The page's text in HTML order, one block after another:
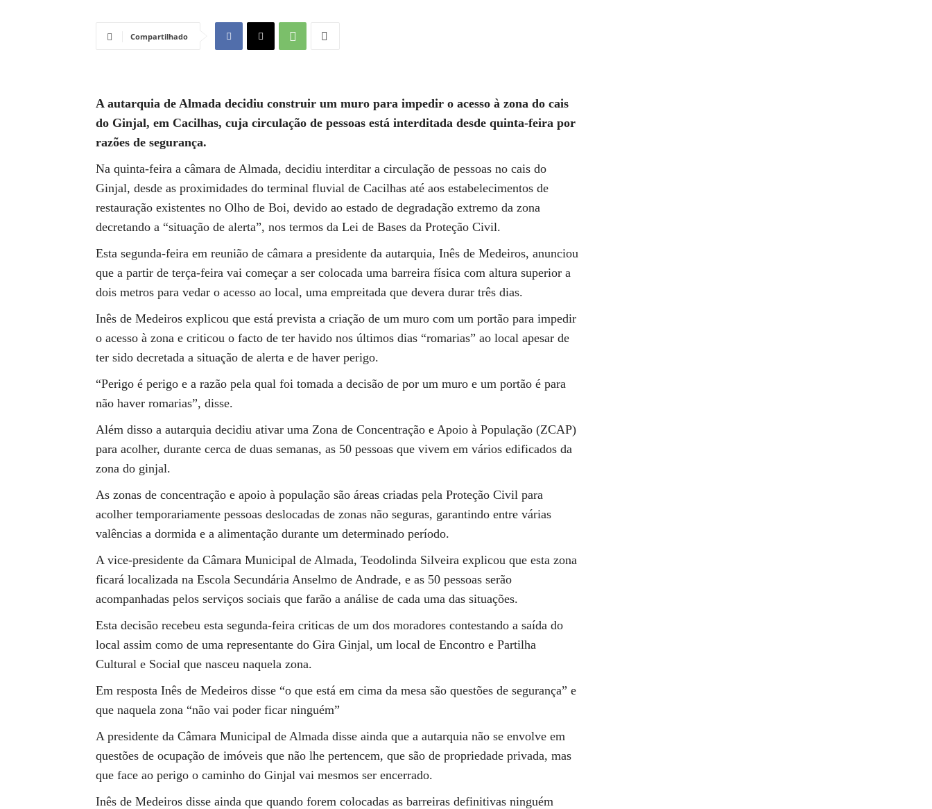
Compartilhado
A autarquia de Almada decidiu construir um muro para impedir o acesso à zona do cais
do Ginjal, em Cacilhas, cuja circulação de pessoas está interditada desde quinta-feira por
razões de segurança.
Na quinta-feira a câmara de Almada, decidiu interditar a circulação de pessoas no cais do
Ginjal, desde as proximidades do terminal fluvial de Cacilhas até aos estabelecimentos de
restauração existentes no Olho de Boi, devido ao estado de degradação extremo da zona
decretando a “situação de alerta”, nos termos da Lei de Bases da Proteção Civil.
Esta segunda-feira em reunião de câmara a presidente da autarquia, Inês de Medeiros, anunciou
que a partir de terça-feira vai começar a ser colocada uma barreira física com altura superior a
dois metros para vedar o acesso ao local, uma empreitada que devera durar três dias.
Inês de Medeiros explicou que está prevista a criação de um muro com um portão para impedir
o acesso à zona e criticou o facto de ter havido nos últimos dias “romarias” ao local apesar de
ter sido decretada a situação de alerta e de haver perigo.
“Perigo é perigo e a razão pela qual foi tomada a decisão de por um muro e um portão é para
não haver romarias”, disse.
Além disso a autarquia decidiu ativar uma Zona de Concentração e Apoio à População (ZCAP)
para acolher, durante cerca de duas semanas, as 50 pessoas que vivem em vários edificados da
zona do ginjal.
As zonas de concentração e apoio à população são áreas criadas pela Proteção Civil para
acolher temporariamente pessoas deslocadas de zonas não seguras, garantindo entre várias
valências a dormida e a alimentação durante um determinado período.
A vice-presidente da Câmara Municipal de Almada, Teodolinda Silveira explicou que esta zona
ficará localizada na Escola Secundária Anselmo de Andrade, e as 50 pessoas serão
acompanhadas pelos serviços sociais que farão a análise de cada uma das situações.
Esta decisão recebeu esta segunda-feira criticas de um dos moradores contestando a saída do
local assim como de uma representante do Gira Ginjal, um local de Encontro e Partilha
Cultural e Social que nasceu naquela zona.
Em resposta Inês de Medeiros disse “o que está em cima da mesa são questões de segurança” e
que naquela zona “não vai poder ficar ninguém”
A presidente da Câmara Municipal de Almada disse ainda que a autarquia não se envolve em
questões de ocupação de imóveis que não lhe pertencem, que são de propriedade privada, mas
que face ao perigo o caminho do Ginjal vai mesmos ser encerrado.
Inês de Medeiros disse ainda que quando forem colocadas as barreiras definitivas ninguém